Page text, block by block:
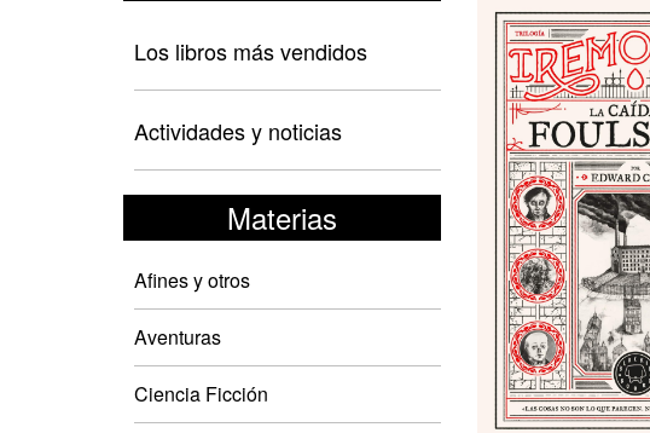
Los libros más vendidos
Actividades y noticias
Materias
Afines y otros
Aventuras
Ciencia Ficción